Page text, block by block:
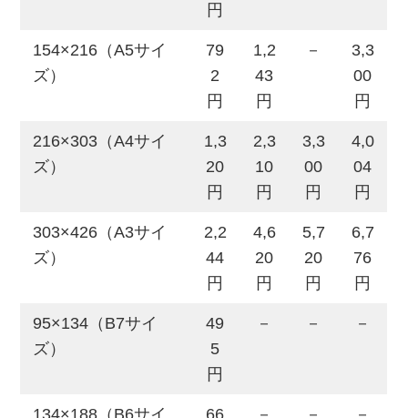
円
154×216（A5サイ
ズ）
79
2
円
1,2
43
円
－
3,3
00
円
216×303（A4サイ
ズ）
1,3
20
円
2,3
10
円
3,3
00
円
4,0
04
円
303×426（A3サイ
ズ）
2,2
44
円
4,6
20
円
5,7
20
円
6,7
76
円
95×134（B7サイ
ズ）
49
5
円
－ － －